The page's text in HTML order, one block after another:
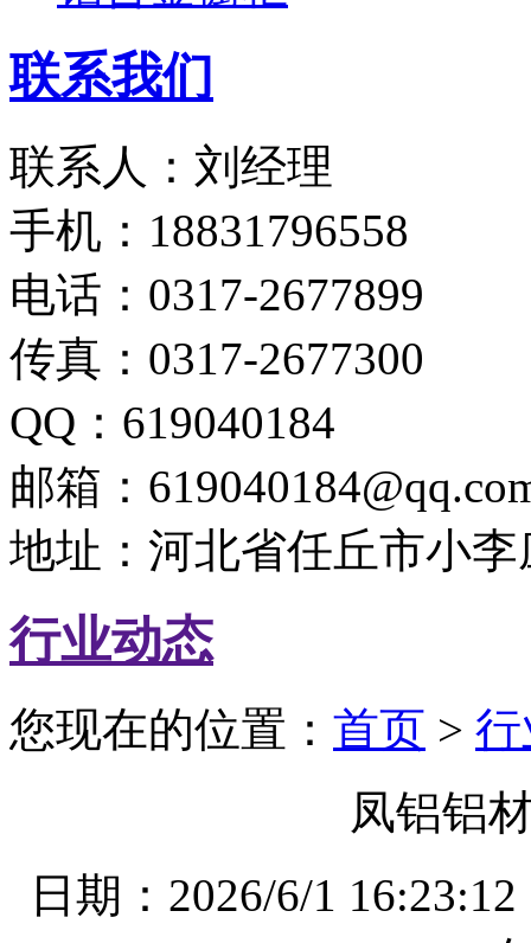
联系我们
联系人：刘经理
手机：18831796558
电话：0317-2677899
传真：0317-2677300
QQ：619040184
邮箱：
地址：河北省任丘市小
行业动态
您现在的位置： 首页 >
凤铝铝
日期：2026/6/1